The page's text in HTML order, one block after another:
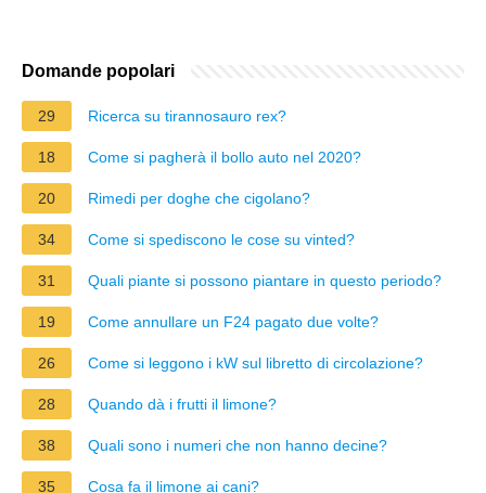
Domande popolari
29 Ricerca su tirannosauro rex?
18 Come si pagherà il bollo auto nel 2020?
20 Rimedi per doghe che cigolano?
34 Come si spediscono le cose su vinted?
31 Quali piante si possono piantare in questo periodo?
19 Come annullare un F24 pagato due volte?
26 Come si leggono i kW sul libretto di circolazione?
28 Quando dà i frutti il limone?
38 Quali sono i numeri che non hanno decine?
35 Cosa fa il limone ai cani?